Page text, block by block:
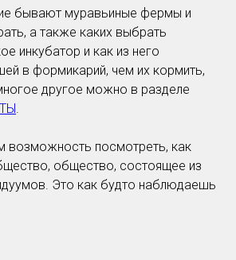
бывают муравьиные фермы и
а также каких выбрать
инкубатор и как из него
в формикарий, чем их кормить,
другое можно в разделе
.
возможность посмотреть, как
общество, состоящее из
Это как будто наблюдаешь